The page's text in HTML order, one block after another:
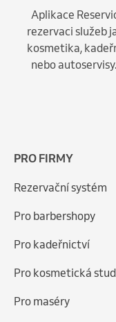
Aplikace
rezervaci služeb
kosmetika,
nebo
PRO FIRMY
Rezervační systém
Pro barbershopy
Pro kadeřnictví
Pro kosmetická
Pro maséry